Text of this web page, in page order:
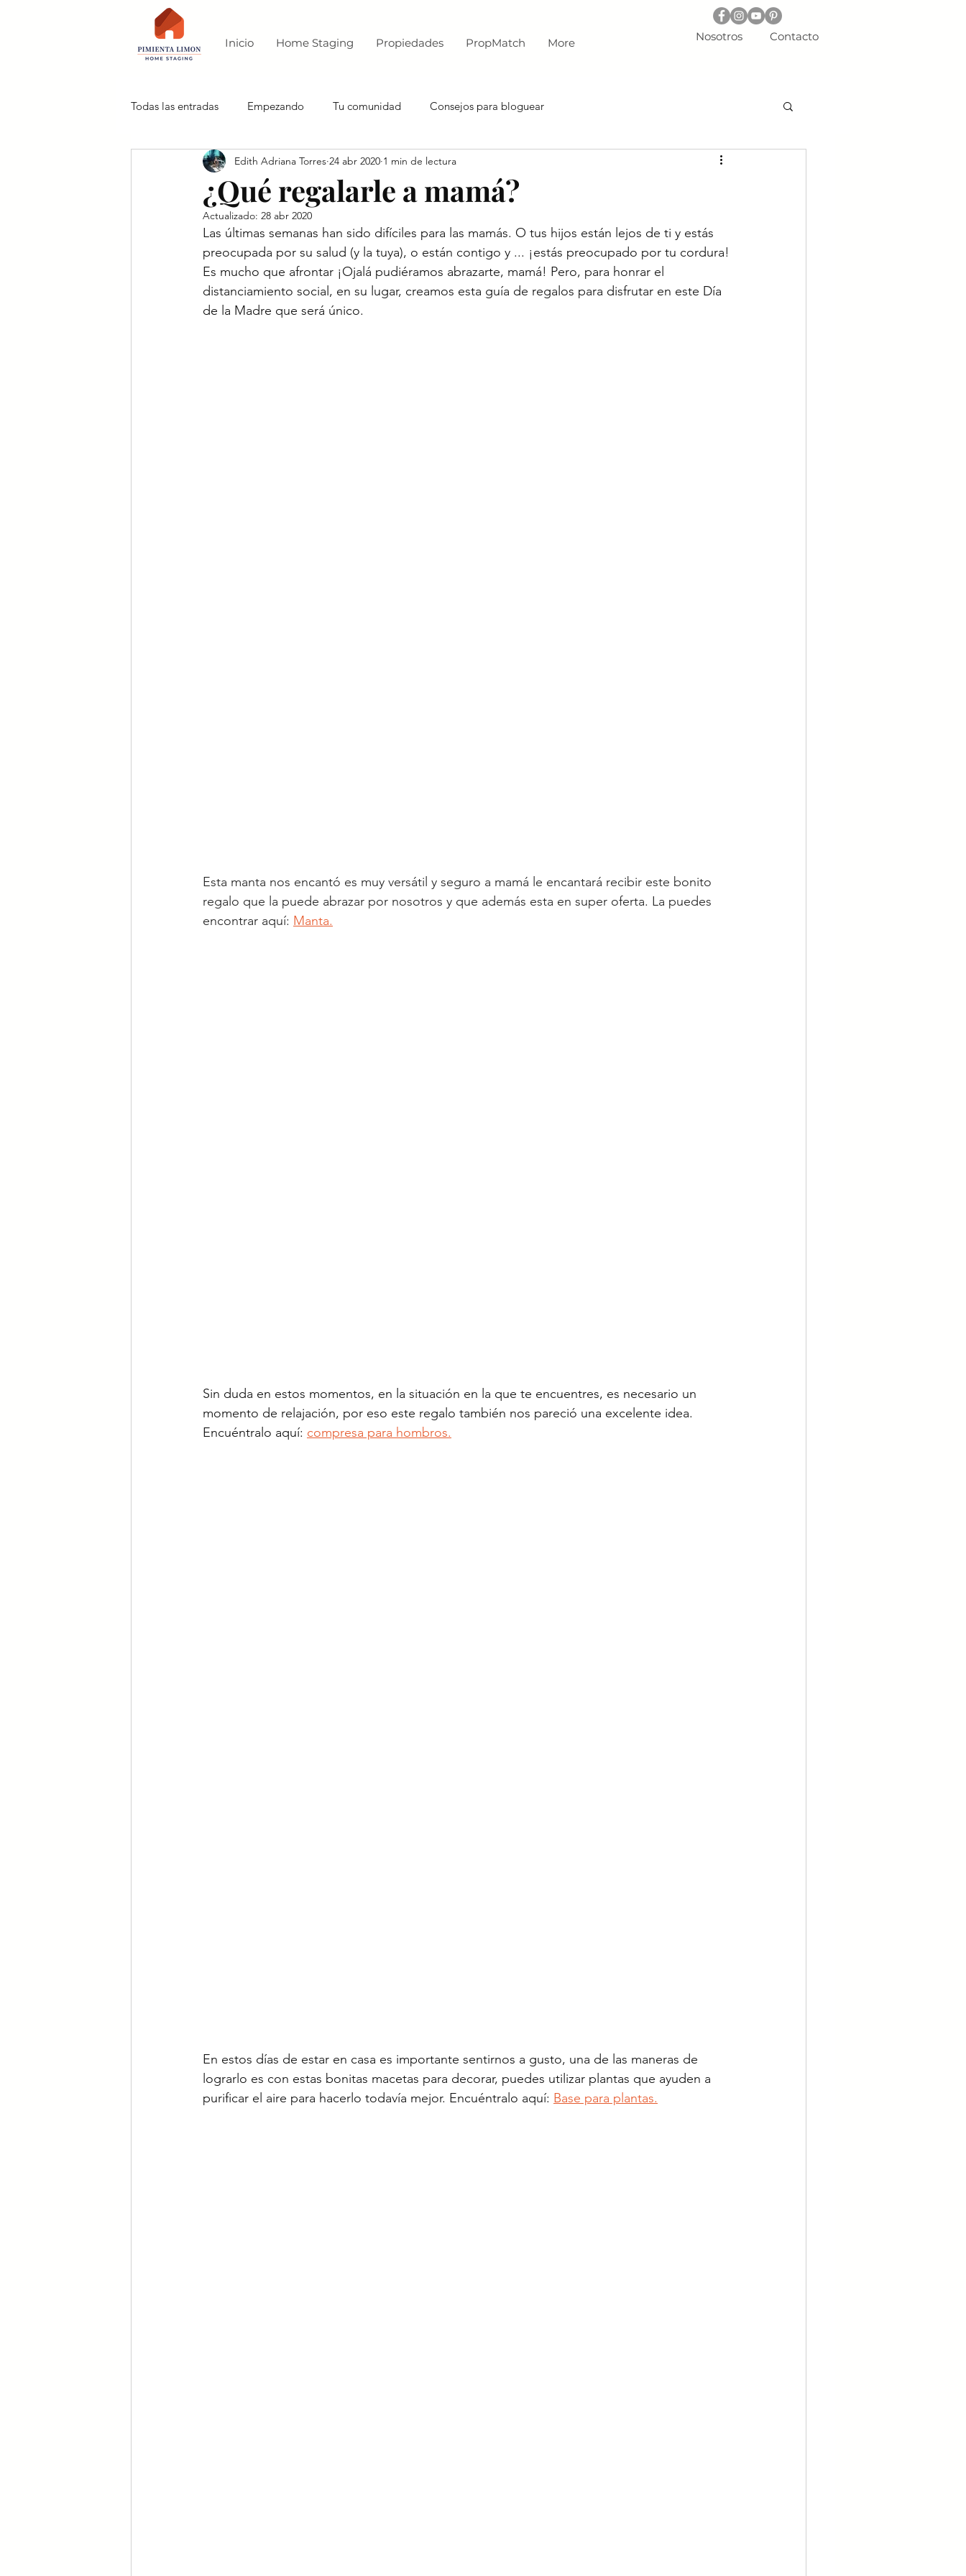
Inicio Home Staging Propiedades PropMatch More Nosotros Contacto
Todas las entradas Empezando Tu comunidad Consejos para bloguear
¿Qué regalarle a mamá?
Edith Adriana Torres 24 abr 2020 1 min de lectura
Actualizado: 28 abr 2020
Las últimas semanas han sido difíciles para las mamás. O tus hijos están lejos de ti y estás
preocupada por su salud (y la tuya), o están contigo y ... ¡estás preocupado por tu cordura!
Es mucho que afrontar ¡Ojalá pudiéramos abrazarte, mamá! Pero, para honrar el
distanciamiento social, en su lugar, creamos esta guía de regalos para disfrutar en este Día
de la Madre que será único.
Esta manta nos encantó es muy versátil y seguro a mamá le encantará recibir este bonito
regalo que la puede abrazar por nosotros y que además esta en super oferta. La puedes
encontrar aquí: Manta.
Sin duda en estos momentos, en la situación en la que te encuentres, es necesario un
momento de relajación, por eso este regalo también nos pareció una excelente idea.
Encuéntralo aquí: compresa para hombros.
En estos días de estar en casa es importante sentirnos a gusto, una de las maneras de
lograrlo es con estas bonitas macetas para decorar, puedes utilizar plantas que ayuden a
purificar el aire para hacerlo todavía mejor. Encuéntralo aquí: Base para plantas.